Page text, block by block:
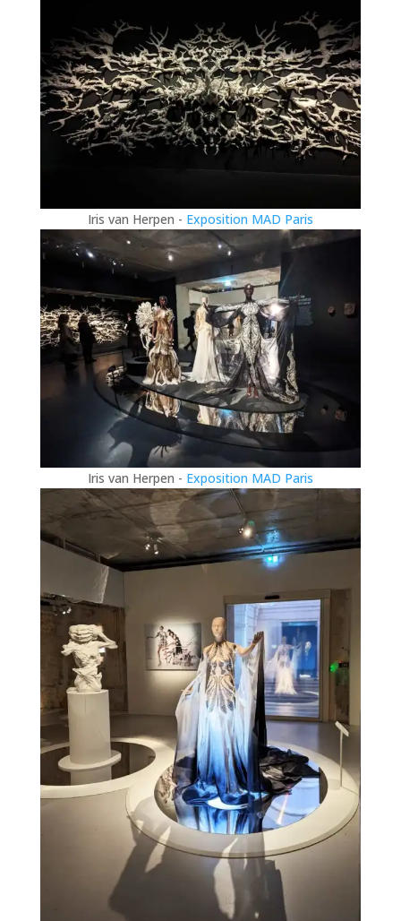
Iris van Herpen - Exposition MAD Paris
Iris van Herpen - Exposition MAD Paris